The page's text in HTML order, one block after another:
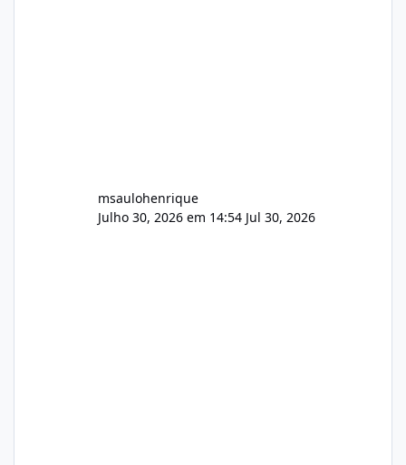
msaulohenrique
Julho 30, 2026 em 14:54 Jul 30, 2026